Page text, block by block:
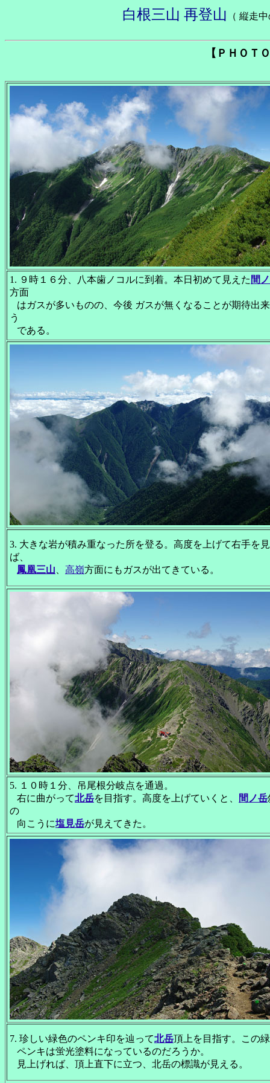
白根三山 再登山 （ 縦走
【ＰＨＯＴ
1. ９時１６分、八本歯ノコルに到着。本日初めて見えた 間
方面
はガスが多いものの、今後 ガスが無くなることが期待出
う
である。
3. 大きな岩が積み重なった所を登る。高度を上げて右手を
ば、
鳳凰三山
高嶺方面にもガスが出てきている。
5. １０時１分、吊尾根分岐点を通過。
右に曲がって北岳を目指す。高度を上げていくと、 間ノ岳
の
向こうに塩見岳が見えてきた。
7. 珍しい緑色のペンキ印を辿って北岳頂上を目指す。この
ペンキは蛍光塗料になっているのだろうか。
見上げれば、頂上直下に立つ、北岳の標識が見える。